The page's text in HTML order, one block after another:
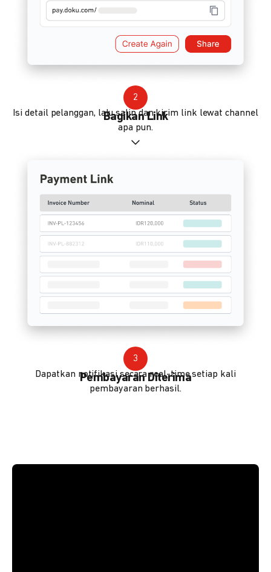
2
Bagikan Link
Isi detail pelanggan, lalu salin dan kirim link lewat channel
apa pun.
3
Pembayaran Diterima
Dapatkan notifikasi secara real-time setiap kali
pembayaran berhasil.